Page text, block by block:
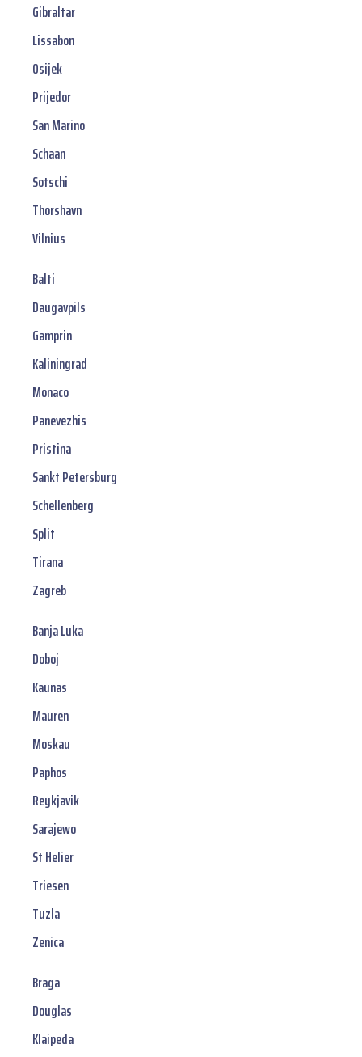
Gibraltar
Lissabon
Osijek
Prijedor
San Marino
Schaan
Sotschi
Thorshavn
Vilnius
Balti
Daugavpils
Gamprin
Kaliningrad
Monaco
Panevezhis
Pristina
Sankt Petersburg
Schellenberg
Split
Tirana
Zagreb
Banja Luka
Doboj
Kaunas
Mauren
Moskau
Paphos
Reykjavik
Sarajewo
St Helier
Triesen
Tuzla
Zenica
Braga
Douglas
Klaipeda